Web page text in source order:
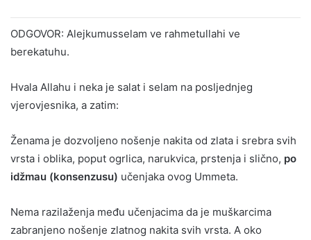
ODGOVOR: Alejkumusselam ve rahmetullahi ve
berekatuhu.
Hvala Allahu i neka je salat i selam na posljednjeg
vjerovjesnika, a zatim:
Ženama je dozvoljeno nošenje nakita od zlata i srebra svih
vrsta i oblika, poput ogrlica, narukvica, prstenja i slično, po
idžmau (konsenzusu) učenjaka ovog Ummeta.
Nema razilaženja među učenjacima da je muškarcima
zabranjeno nošenje zlatnog nakita svih vrsta. A oko